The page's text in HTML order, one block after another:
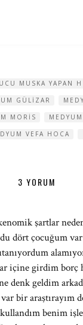
MUSKA YAPAN
GÜLIZAR
MORIS
VEFA HOCA
3 YORUM
şartlar
dört çocuğum
içine girdim
denk geldim
bir araştırayım
benim